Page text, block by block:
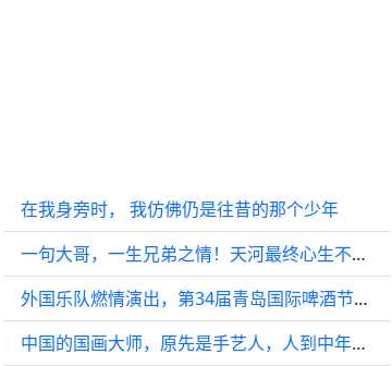
在我身旁时， 我仿佛仍是往昔的那个少年
一句大哥，一生兄弟之情！天河最终心生不忍，为玄霄求情
外国乐队燃情演出，第34届青岛国际啤酒节崂山会场国际范儿十足！
中国的国画大师，原先是手艺人，人到中年才选择更换职业